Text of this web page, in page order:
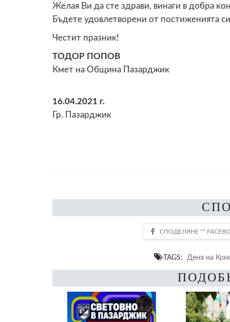
Желая Ви да сте здрави, винаги в добра
Бъдете удовлетворени от постиженията
Честит празник!
ТОДОР ПОПОВ
Кмет на Община Пазарджик
16.04.2021 г.
Гр. Пазарджик
TAGS: Деня на